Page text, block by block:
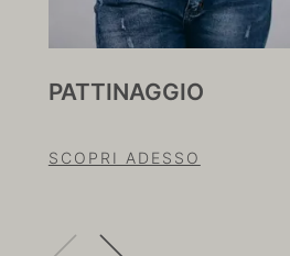
PATTINAGGIO
SCOPRI ADESSO